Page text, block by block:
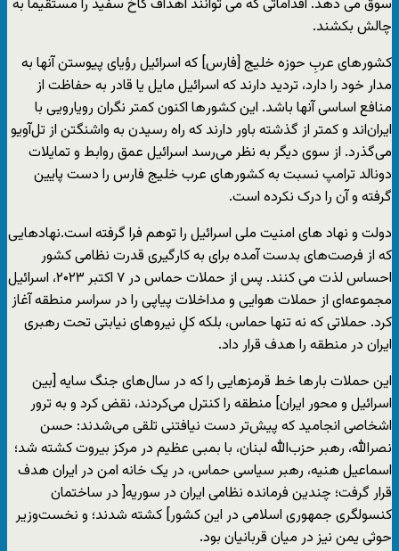
سوق می دهد. اقداماتی که می توانند اهداف کاخ سفید را مستقیماً به
چالش بکشند.
کشور‌های عربِ حوزه خلیج [فارس] که اسرائیل رؤیای پیوستن آنها به
مدار خود را دارد، تردید دارند که اسرائیل مایل یا قادر به حفاظت از
منافع اساسی آنها باشد. این کشور‌ها اکنون کمتر نگران رویارویی با
ایران‌اند و کمتر از گذشته باور دارند که راه رسیدن به واشنگتن از تل‌آویو
می‌گذرد. از سوی دیگر به نظر می‌رسد اسرائیل عمق روابط و تمایلات
دونالد ترامپ نسبت به کشور‌های عرب خلیج فارس را دست پایین
گرفته و آن را درک نکرده است.
دولت و نهاد های امنیت ملی اسرائیل را توهم فرا گرفته است.نهاد‌هایی
که از فرصت‌های بدست آمده برای به ‌کارگیری قدرت نظامی کشور
احساس لذت می کنند. پس از حملات حماس در ۷ اکتبر ۲۰۲۳، اسرائیل
مجموعه‌ای از حملات هوایی و مداخلات پیاپی را در سراسر منطقه آغاز
کرد. حملاتی که نه ‌تنها حماس، بلکه کلِ نیروهای نیابتی تحت رهبری
ایران در منطقه را هدف قرار داد.
این حملات بار‌ها خط قرمزهایی را که در سال‌های جنگ سایه [بین
اسرائیل و محور ایران]‌ منطقه را کنترل می‌کردند، نقض کرد و به ترور
اشخاصی انجامید که پیش‌تر دست ‌نیافتنی تلقی می‌شدند: حسن
نصرالله، رهبر حزب‌الله لبنان، با بمبی عظیم در مرکز بیروت کشته شد؛
اسماعیل هنیه، رهبر سیاسی حماس، در یک خانه امن در ایران هدف
قرار گرفت؛ چندین فرمانده نظامی ایران در سوریه[ در ساختمان
کنسولگری جمهوری اسلامی در این کشور] کشته شدند؛ و نخست‌وزیر
حوثی یمن نیز در میان قربانیان بود.